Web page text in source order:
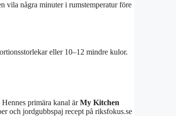
vila några minuter i rumstemperatur före
eller 10–12 mindre kulor.
primära kanal ärMy Kitchen
och jordgubbspaj recept på riksfokus.se